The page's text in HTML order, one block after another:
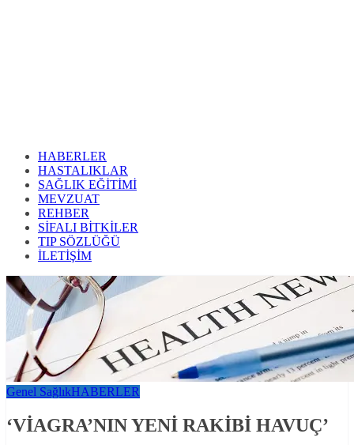
HABERLER
HASTALIKLAR
SAĞLIK EĞİTİMİ
MEVZUAT
REHBER
SİFALI BİTKİLER
TIP SÖZLÜĞÜ
İLETİŞİM
Genel SağlıkHABERLER
‘VİAGRA’NIN YENİ RAKİBİ HAVUÇ’